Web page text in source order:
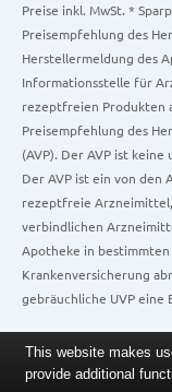
Preise inkl. MwSt. *
Preisempfehlung des
Herstellermeldung des
Informationsstelle für
rezeptfreien Produkten
Preisempfehlung des
(AVP). Der AVP ist
Der AVP ist ein von den
rezeptfreie
verbindlichen
Apotheke in
Krankenversicherung
gebräuchliche UVP eine
This website makes
provide additional